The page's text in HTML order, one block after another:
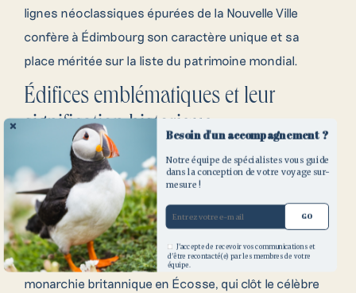
Contactez nos
créateurs de voyages
Pour toute question ou demande de
renseignement, n’hésitez pas à compléter
notre demande de devis ou à contacter l’un
de nos conseillers par téléphone.
09 70 71 80 00
lignes néoclassiques épurées de la Nouvelle Ville
confère à Édimbourg son caractère unique et sa
place méritée sur la liste du patrimoine mondial.
Édifices emblématiques et leur
signification historique
Dans le dédale des rues pavées de la Vieille Ville se
dressent des bâtiments chargés d’histoire, comme le
majestueux Château d’Édimbourg, qui veille sur la
cité depuis son éperon rocheux. Plus bas, on trouve le
Palais de Holyroodhouse , résidence officielle de la
monarchie britannique en Écosse, qui clôt le célèbre
Besoin d'un accompagnement ?
Notre équipe de spécialistes vous guide
dans la conception de votre voyage sur-
mesure !
GO
J'accepte de recevoir vos communications et
d'être recontacté(e) par les membres de votre
équipe.